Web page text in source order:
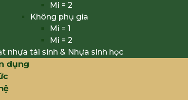
Mi = 2
Không phụ gia
Mi = 1
Mi = 2
nhựa tái sinh & Nhựa sinh học
dụng